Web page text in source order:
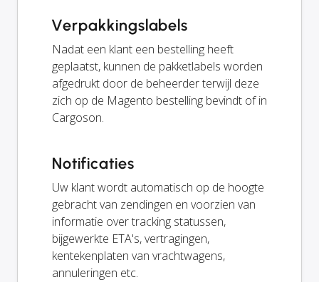
Verpakkingslabels
Nadat een klant een bestelling heeft
geplaatst, kunnen de pakketlabels worden
afgedrukt door de beheerder terwijl deze
zich op de Magento bestelling bevindt of in
Cargoson.
Notificaties
Uw klant wordt automatisch op de hoogte
gebracht van zendingen en voorzien van
informatie over tracking statussen,
bijgewerkte ETA's, vertragingen,
kentekenplaten van vrachtwagens,
annuleringen etc.